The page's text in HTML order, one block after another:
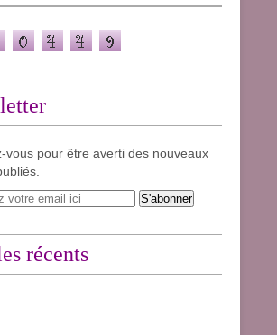
vous pour être averti des nouveaux
récents